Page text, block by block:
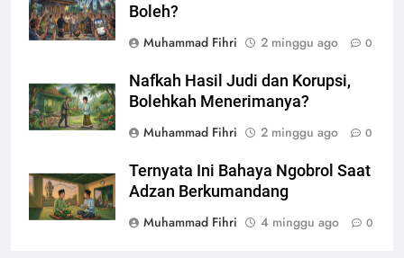
Boleh?
Muhammad Fihri
2 minggu ago 0
Nafkah Hasil Judi dan Korupsi,
Bolehkah Menerimanya?
Muhammad Fihri
2 minggu ago 0
Ternyata Ini Bahaya Ngobrol Saat
Adzan Berkumandang
Muhammad Fihri
4 minggu ago 0